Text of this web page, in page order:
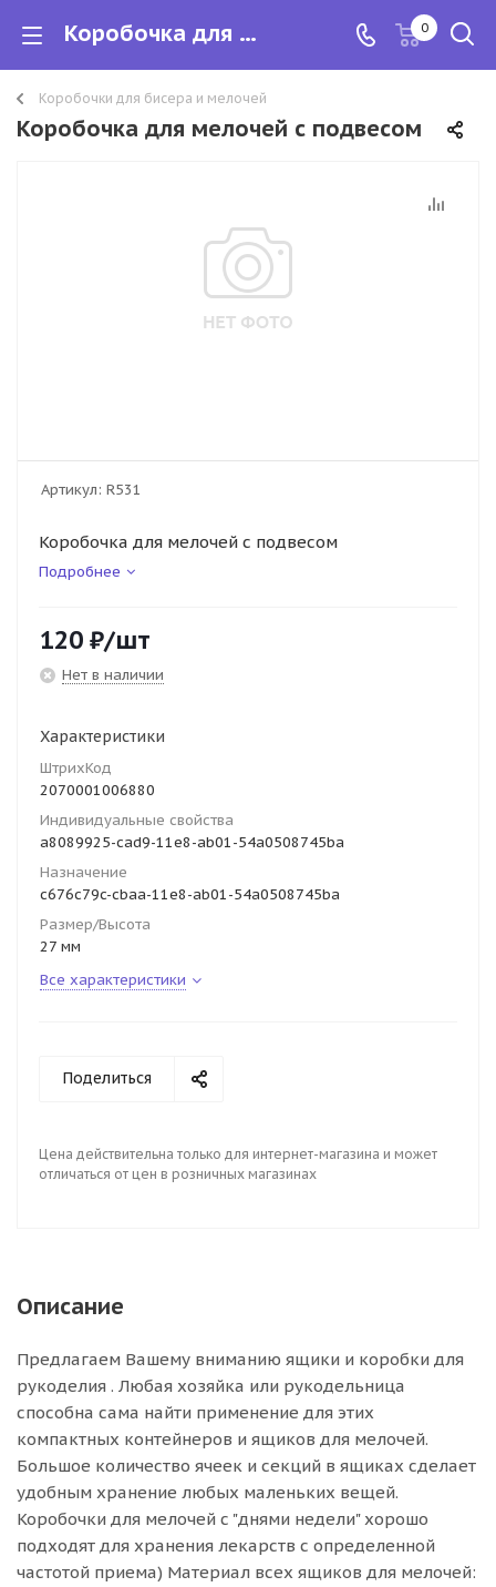
Коробочка для мелочей с подвесом 0
Коробочки для бисера и мелочей
Коробочка для мелочей с подвесом
Артикул: R531
Коробочка для мелочей с подвесом
Подробнее
120 ₽/шт
Нет в наличии
Характеристики
ШтрихКод
2070001006880
Индивидуальные свойства
a8089925-cad9-11e8-ab01-54a0508745ba
Назначение
c676c79c-cbaa-11e8-ab01-54a0508745ba
Размер/Высота
27 мм
Все характеристики
Поделиться
Цена действительна только для интернет-магазина и может
отличаться от цен в розничных магазинах
Описание
Предлагаем Вашему вниманию ящики и коробки для
рукоделия . Любая хозяйка или рукодельница
способна сама найти применение для этих
компактных контейнеров и ящиков для мелочей.
Большое количество ячеек и секций в ящиках сделает
удобным хранение любых маленьких вещей.
Коробочки для мелочей с "днями недели" хорошо
подходят для хранения лекарств с определенной
частотой приема) Материал всех ящиков для мелочей: